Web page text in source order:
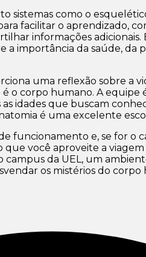
sistemas como o
facilitar o aprendizado,
informações
importância da saúde,
uma reflexão sobre a
o corpo humano. A
idades que buscam
é uma excelente
funcionamento e, se for o
você aproveite a
da UEL, um
os mistérios do corpo